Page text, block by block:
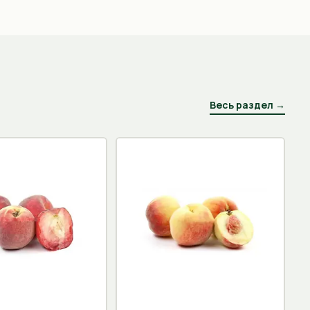
Весь раздел →